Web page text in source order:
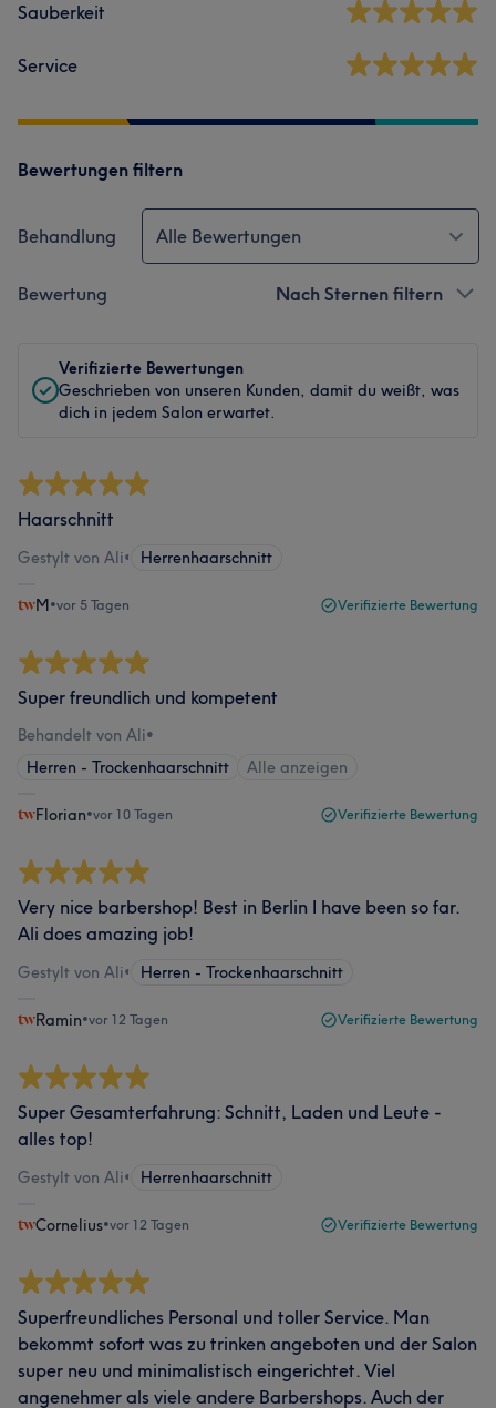
Sauberkeit
Service
Bewertungen filtern
Behandlung Alle Bewertungen
Bewertung Nach Sternen filtern
Verifizierte Bewertungen
Geschrieben von unseren Kunden, damit du weißt, was
dich in jedem Salon erwartet.
Haarschnitt
Gestylt von Ali• Herrenhaarschnitt
M•vor 5 Tagen Verifizierte Bewertung
Super freundlich und kompetent
Behandelt von Ali•
Herren - Trockenhaarschnitt
Alle anzeigen
Florian•vor 10 Tagen Verifizierte Bewertung
Very nice barbershop! Best in Berlin I have been so far.
Ali does amazing job!
Gestylt von Ali• Herren - Trockenhaarschnitt
Ramin•vor 12 Tagen Verifizierte Bewertung
Super Gesamterfahrung: Schnitt, Laden und Leute -
alles top!
Gestylt von Ali• Herrenhaarschnitt
Cornelius•vor 12 Tagen Verifizierte Bewertung
Superfreundliches Personal und toller Service. Man
bekommt sofort was zu trinken angeboten und der Salon
super neu und minimalistisch eingerichtet. Viel
angenehmer als viele andere Barbershops. Auch der